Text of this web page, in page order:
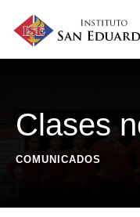
Clases
COMUNICADOS